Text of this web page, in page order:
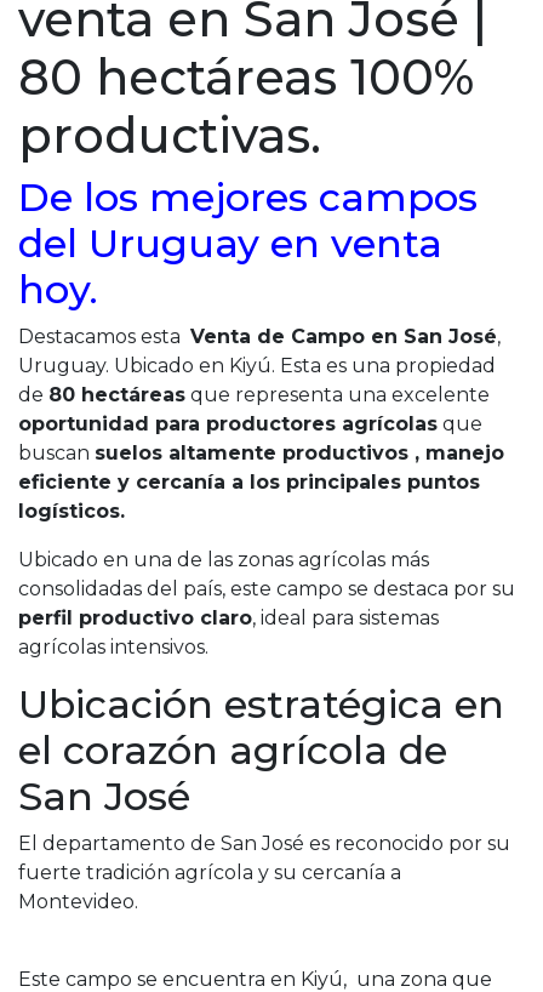
venta en San José |
80 hectáreas 100%
productivas.
De los mejores campos
del Uruguay en venta
hoy.
Destacamos esta Venta de Campo en San José,
Uruguay. Ubicado en Kiyú. Esta es una propiedad
de 80 hectáreas que representa una excelente
oportunidad para productores agrícolas que
buscan suelos altamente productivos , manejo
eficiente y cercanía a los principales puntos
logísticos.
Ubicado en una de las zonas agrícolas más
consolidadas del país, este campo se destaca por su
perfil productivo claro, ideal para sistemas
agrícolas intensivos.
Ubicación estratégica en
el corazón agrícola de
San José
El departamento de San José es reconocido por su
fuerte tradición agrícola y su cercanía a
Montevideo.
Este campo se encuentra en Kiyú, una zona que